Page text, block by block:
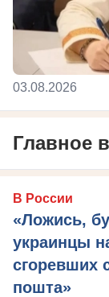
03.08.2026
Главное
В России
«Ложись,
украинцы
сгоревших
пошта»